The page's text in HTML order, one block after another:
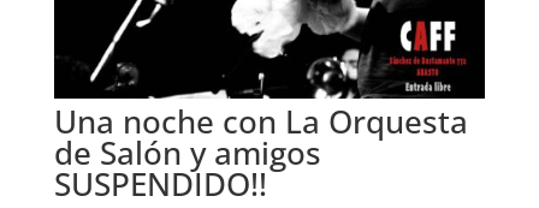
Una noche con La Orquesta
de Salón y amigos
SUSPENDIDO!!